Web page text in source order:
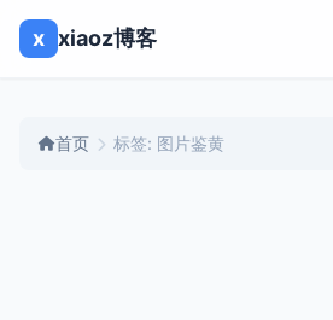
x xiaoz博客
首页 标签: 图片鉴黄